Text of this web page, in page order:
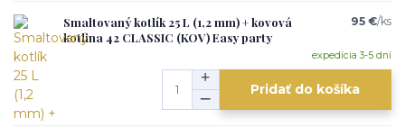
Smaltovaný kotlík 25 L (1,2 mm) + kovová
kotlina 42 CLASSIC (KOV) Easy party
95 €/ks
expedícia 3-5 dní
Pridať do košíka